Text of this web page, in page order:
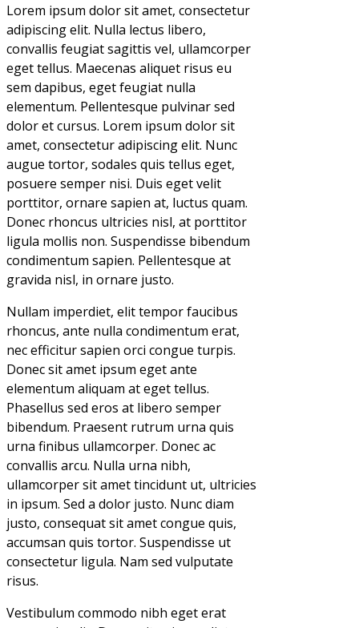
Lorem ipsum dolor sit amet, consectetur
adipiscing elit. Nulla lectus libero,
convallis feugiat sagittis vel, ullamcorper
eget tellus. Maecenas aliquet risus eu
sem dapibus, eget feugiat nulla
elementum. Pellentesque pulvinar sed
dolor et cursus. Lorem ipsum dolor sit
amet, consectetur adipiscing elit. Nunc
augue tortor, sodales quis tellus eget,
posuere semper nisi. Duis eget velit
porttitor, ornare sapien at, luctus quam.
Donec rhoncus ultricies nisl, at porttitor
ligula mollis non. Suspendisse bibendum
condimentum sapien. Pellentesque at
gravida nisl, in ornare justo.
Nullam imperdiet, elit tempor faucibus
rhoncus, ante nulla condimentum erat,
nec efficitur sapien orci congue turpis.
Donec sit amet ipsum eget ante
elementum aliquam at eget tellus.
Phasellus sed eros at libero semper
bibendum. Praesent rutrum urna quis
urna finibus ullamcorper. Donec ac
convallis arcu. Nulla urna nibh,
ullamcorper sit amet tincidunt ut, ultricies
in ipsum. Sed a dolor justo. Nunc diam
justo, consequat sit amet congue quis,
accumsan quis tortor. Suspendisse ut
consectetur ligula. Nam sed vulputate
risus.
Vestibulum commodo nibh eget erat